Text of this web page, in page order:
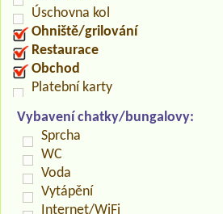
Úschovna kol
Ohniště/grilování
Restaurace
Obchod
Platební karty
Vybavení chatky/bungalovy:
Sprcha
WC
Voda
Vytápění
Internet/WiFi